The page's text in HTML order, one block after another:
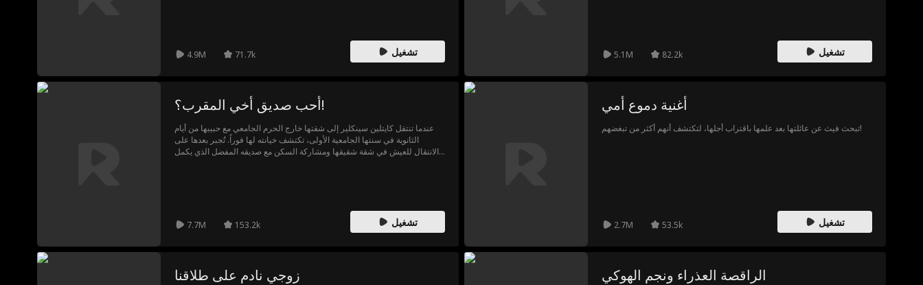
4.9M 71.7k تشغيل 5.1M 82.2k تشغيل
أحب صديق أخي المقرب؟!
عندما تنتقل كايتلين سينكلير إلى شقتها خارج الحرم الجامعي مع حبيبها من أيام
الثانوية في سنتها الجامعية الأولى، تكتشف خيانته لها فوراً. تُجبر بعدها على
الانتقال للعيش في شقة شقيقها ومشاركة السكن مع صديقه المفضل الذي يكمل
7.7M 153.2k تشغيل
أغنية دموع أمي
تبحث فيث عن عائلتها بعد علمها باقتراب أجلها، لتكتشف أنهم أكثر من تبغضهم!
2.7M 53.5k تشغيل
زوجي نادم على طلاقنا الراقصة العذراء ونجم الهوكي